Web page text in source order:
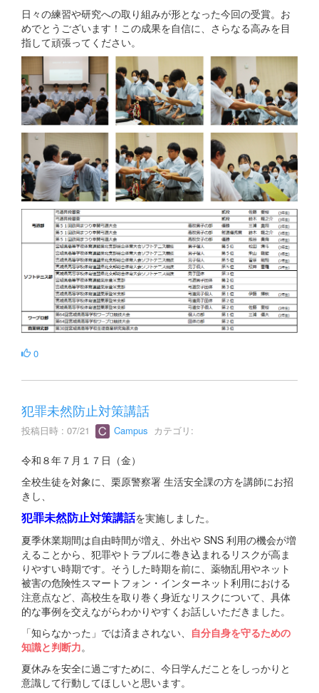
日々の練習や研究への取り組みが形となった今回の受賞。お
めでとうございます！この成果を自信に、さらなる高みを目
指して頑張ってください。
0
犯罪未然防止対策講話
投稿日時 : 07/21 Campus カテゴリ:
令和８年７月１７日（金）
全校生徒を対象に、栗原警察署 生活安全課の方を講師にお招
きし、
犯罪未然防止対策講話を実施しました。
夏季休業期間は自由時間が増え、外出や SNS 利用の機会が増
えることから、犯罪やトラブルに巻き込まれるリスクが高ま
りやすい時期です。そうした時期を前に、薬物乱用やネット
被害の危険性スマートフォン・インターネット利用における
注意点など、高校生を取り巻く身近なリスクについて、具体
的な事例を交えながらわかりやすくお話しいただきました。
「知らなかった」では済まされない、 自分自身を守るための
知識と判断力。
夏休みを安全に過ごすために、今日学んだことをしっかりと
意識して行動してほしいと思います。